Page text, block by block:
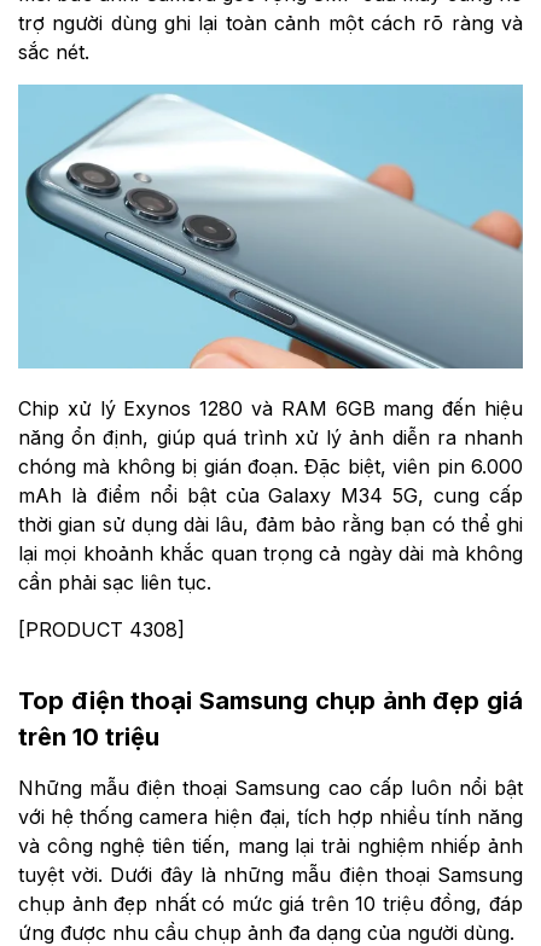
trợ người dùng ghi lại toàn cảnh một cách rõ ràng và
sắc nét.
Chip xử lý Exynos 1280 và RAM 6GB mang đến hiệu
năng ổn định, giúp quá trình xử lý ảnh diễn ra nhanh
chóng mà không bị gián đoạn. Đặc biệt, viên pin 6.000
mAh là điểm nổi bật của Galaxy M34 5G, cung cấp
thời gian sử dụng dài lâu, đảm bảo rằng bạn có thể ghi
lại mọi khoảnh khắc quan trọng cả ngày dài mà không
cần phải sạc liên tục.
[PRODUCT 4308]
Top điện thoại Samsung chụp ảnh đẹp giá
trên 10 triệu
Những mẫu điện thoại Samsung cao cấp luôn nổi bật
với hệ thống camera hiện đại, tích hợp nhiều tính năng
và công nghệ tiên tiến, mang lại trải nghiệm nhiếp ảnh
tuyệt vời. Dưới đây là những mẫu điện thoại Samsung
chụp ảnh đẹp nhất có mức giá trên 10 triệu đồng, đáp
ứng được nhu cầu chụp ảnh đa dạng của người dùng.